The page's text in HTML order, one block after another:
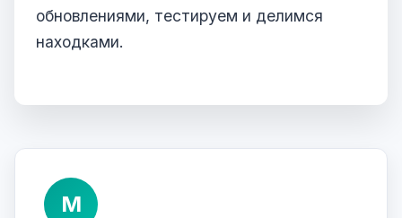
обновлениями, тестируем и делимся
находками.
М